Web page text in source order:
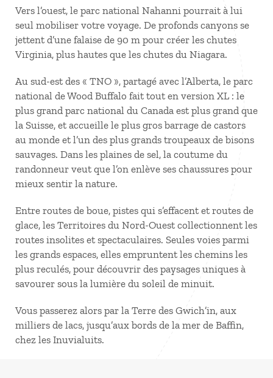
Vers l’ouest, le parc national Nahanni pourrait à lui
seul mobiliser votre voyage. De profonds canyons se
jettent d’une falaise de 90 m pour créer les chutes
Virginia, plus hautes que les chutes du Niagara.
Au sud-est des « TNO », partagé avec l’Alberta, le parc
national de Wood Buffalo fait tout en version XL : le
plus grand parc national du Canada est plus grand que
la Suisse, et accueille le plus gros barrage de castors
au monde et l’un des plus grands troupeaux de bisons
sauvages. Dans les plaines de sel, la coutume du
randonneur veut que l’on enlève ses chaussures pour
mieux sentir la nature.
Entre routes de boue, pistes qui s’effacent et routes de
glace, les Territoires du Nord-Ouest collectionnent les
routes insolites et spectaculaires. Seules voies parmi
les grands espaces, elles empruntent les chemins les
plus reculés, pour découvrir des paysages uniques à
savourer sous la lumière du soleil de minuit.
Vous passerez alors par la Terre des Gwich’in, aux
milliers de lacs, jusqu’aux bords de la mer de Baffin,
chez les Inuvialuits.